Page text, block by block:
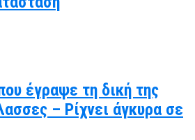
έγραψε τη δική της
– Ρίχνει άγκυρα σε